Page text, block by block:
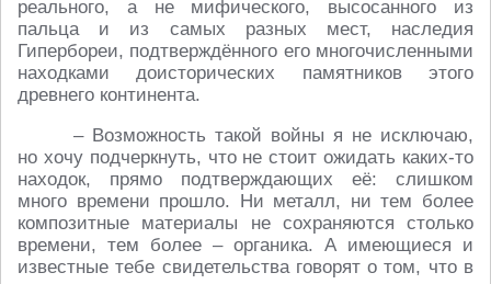
реального, а не мифического, высосанного из
пальца и из самых разных мест, наследия
Гипербореи, подтверждённого его многочисленными
находками доисторических памятников этого
древнего континента.
– Возможность такой войны я не исключаю,
но хочу подчеркнуть, что не стоит ожидать каких-то
находок, прямо подтверждающих её: слишком
много времени прошло. Ни металл, ни тем более
композитные материалы не сохраняются столько
времени, тем более – органика. А имеющиеся и
известные тебе свидетельства говорят о том, что в